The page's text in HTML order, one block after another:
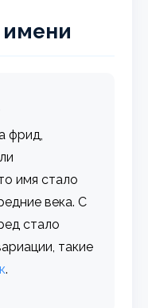
фрид,
имя стало
века. С
стало
такие
.